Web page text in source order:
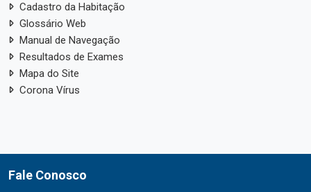
Cadastro da Habitação
Glossário Web
Manual de Navegação
Resultados de Exames
Mapa do Site
Corona Vírus
Fale Conosco